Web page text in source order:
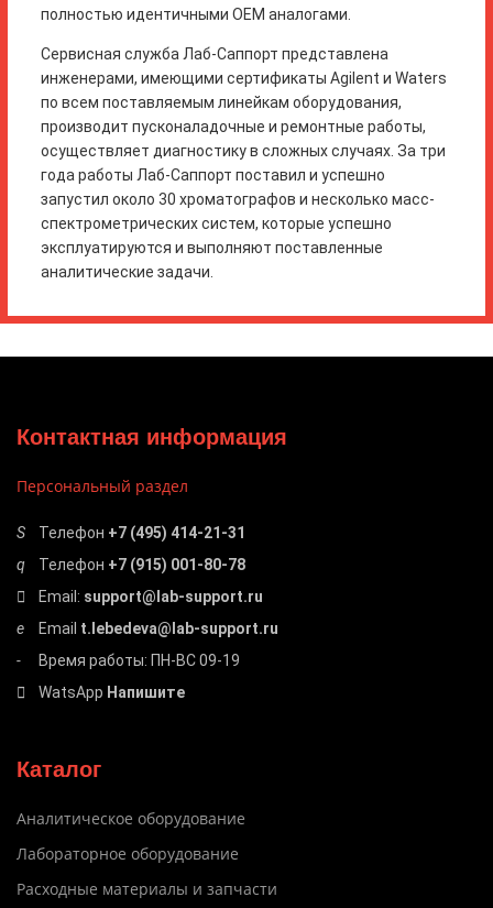
полностью идентичными OEM аналогами.
Сервисная служба Лаб-Саппорт представлена
инженерами, имеющими сертификаты Agilent и Waters
по всем поставляемым линейкам оборудования,
производит пусконаладочные и ремонтные работы,
осуществляет диагностику в сложных случаях. За три
года работы Лаб-Саппорт поставил и успешно
запустил около 30 хроматографов и несколько масс-
спектрометрических систем, которые успешно
эксплуатируются и выполняют поставленные
аналитические задачи.
Контактная информация
Персональный раздел
Телефон +7 (495) 414-21-31
Телефон +7 (915) 001-80-78
Email: support@lab-support.ru
Email t.lebedeva@lab-support.ru
Время работы: ПН-ВС 09-19
WatsApp Напишите
Каталог
Аналитическое оборудование
Лабораторное оборудование
Расходные материалы и запчасти